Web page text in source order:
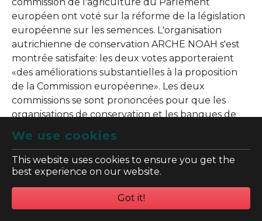
We use cookies
This website uses cookies to ensure you get the
best experience on our website.
Got it!
européen ont voté sur la réforme de la législation
européenne sur les semences. L'organisation
autrichienne de conservation ARCHE NOAH s'est
montrée satisfaite: les deux votes apporteraient
«des améliorations substantielles à la proposition
de la Commission européenne». Les deux
commissions se sont prononcées pour que les
organisations de conservation et les banques de
gènes puissent transmettre des semences aux
agriculteurs et aux jardiniers amateurs et pour
que les agriculteurs puissent vendre leurs propres
semences et plants.
Le Parlement européen votera en plénière sur la
proposition le 24 ou le 25 avril.